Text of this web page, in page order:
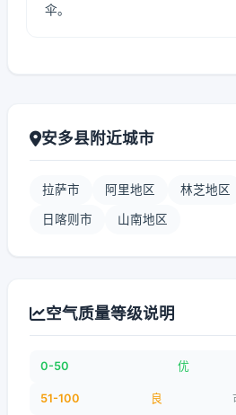
伞。
安多县附近城市
拉萨市 阿里地区 林芝地区
日喀则市 山南地区
空气质量等级说明
0-50 优
51-100 良